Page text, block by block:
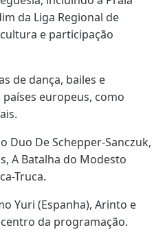
da Liga Regional de
e participação
de dança, bailes e
europeus, como
Duo De Schepper-Sanczuk,
A Batalha do Modesto
Truca.
Yuri (Espanha), Arinto e
da programação.